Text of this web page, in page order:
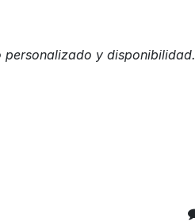
personalizado y disponibilidad.